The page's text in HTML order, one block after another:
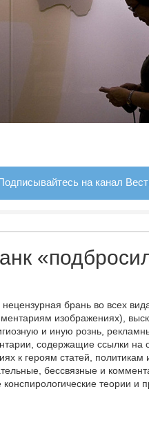
на канал
брань во всех
изображениях),
и иную рознь,
содержащие ссылки на
к героям статей,
бессвязные и
конспирологические теории